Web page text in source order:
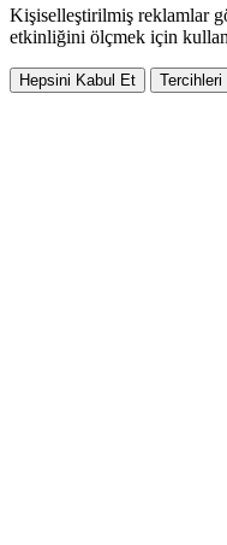
Kişiselleştirilmiş reklamlar
etkinliğini ölçmek için
Hepsini Kabul Et